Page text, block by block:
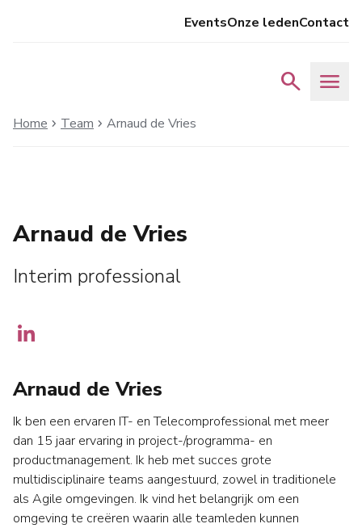
EventsOnze ledenContact
search menu
Home chevron_right Team chevron_right Arnaud de Vries
Arnaud de Vries
Interim professional
Arnaud de Vries
Ik ben een ervaren IT- en Telecomprofessional met meer
dan 15 jaar ervaring in project-/programma- en
productmanagement. Ik heb met succes grote
multidisciplinaire teams aangestuurd, zowel in traditionele
als Agile omgevingen. Ik vind het belangrijk om een
omgeving te creëren waarin alle teamleden kunnen